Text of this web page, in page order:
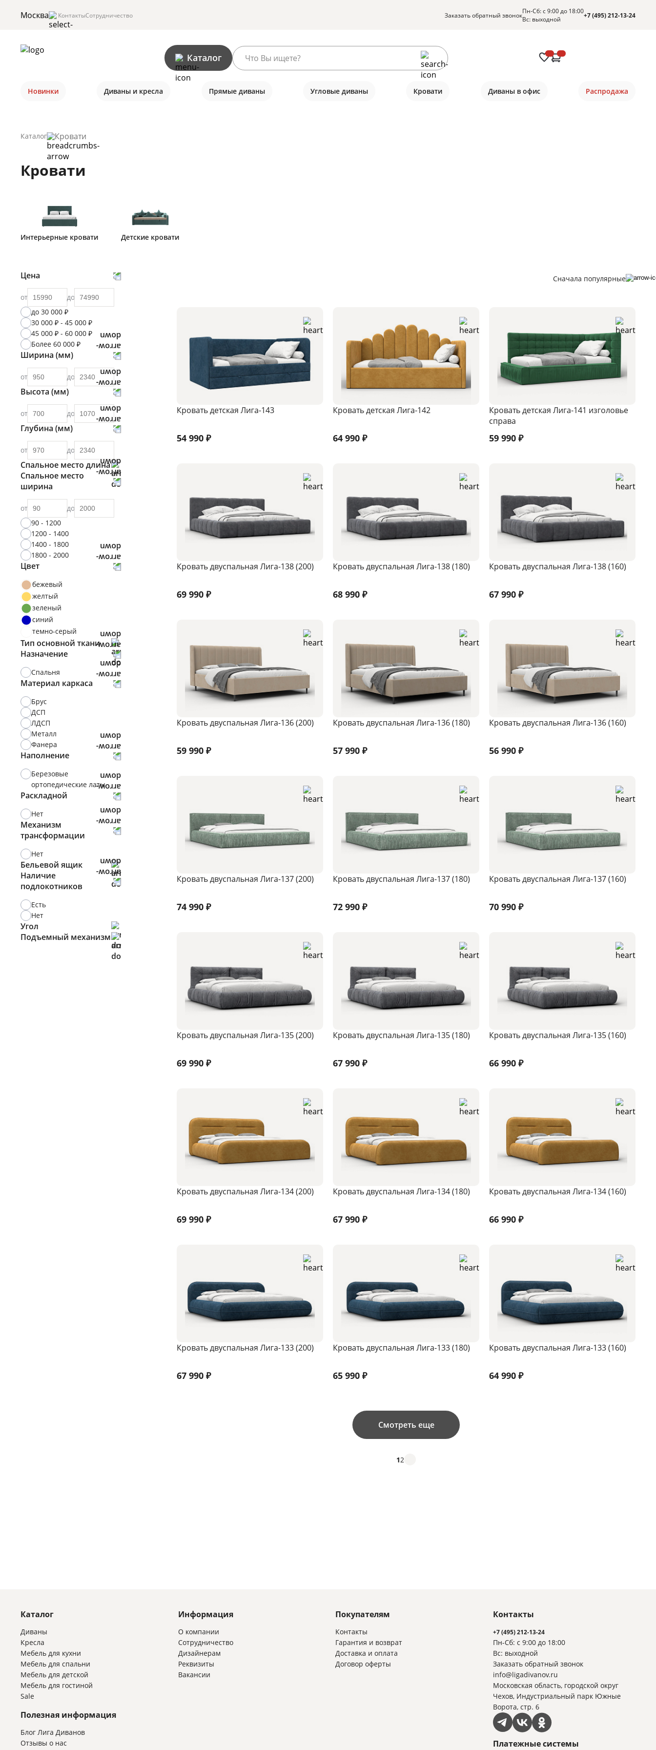
Москва КонтактыСотрудничество Заказать обратный звонокПн-Сб: с 9:00 до 18:00
Вс: выходной
+7 (495) 212-13-24
Каталог
Новинки Диваны и кресла Прямые диваны Угловые диваны Кровати Диваны в офис Распродажа
Каталог Кровати
Кровати
Интерьерные кровати Детские кровати
Цена
от
до
до 30 000 ₽
30 000 ₽ - 45 000 ₽
45 000 ₽ - 60 000 ₽
Более 60 000 ₽
Ширина (мм)
от до
Высота (мм)
от до
Глубина (мм)
от до
Спальное место длина
от
Спальное место
ширина
от
до
90 - 1200
1200 - 1400
1400 - 1800
1800 - 2000
Цвет
бежевый
желтый
зеленый
синий
темно-серый
Тип основной ткани
Назначение
Спальня
Материал каркаса
Брус
ДСП
ЛДСП
Металл
Фанера
Наполнение
Березовые
ортопедические латы
Раскладной
Нет
Механизм
трансформации
Нет
Бельевой ящик
Да
Есть
Нет
Наличие
подлокотников
Есть
Нет
Угол
левый
Подъемный механизм
Сначала популярные
Кровать детская Лига-143
54 990 ₽
Кровать детская Лига-142
64 990 ₽
Кровать детская Лига-141 изголовье
справа
59 990 ₽
Кровать двуспальная Лига-138 (200)
69 990 ₽
Кровать двуспальная Лига-138 (180)
68 990 ₽
Кровать двуспальная Лига-138 (160)
67 990 ₽
Кровать двуспальная Лига-136 (200)
59 990 ₽
Кровать двуспальная Лига-136 (180)
57 990 ₽
Кровать двуспальная Лига-136 (160)
56 990 ₽
Кровать двуспальная Лига-137 (200)
74 990 ₽
Кровать двуспальная Лига-137 (180)
72 990 ₽
Кровать двуспальная Лига-137 (160)
70 990 ₽
Кровать двуспальная Лига-135 (200)
69 990 ₽
Кровать двуспальная Лига-135 (180)
67 990 ₽
Кровать двуспальная Лига-135 (160)
66 990 ₽
Кровать двуспальная Лига-134 (200)
69 990 ₽
Кровать двуспальная Лига-134 (180)
67 990 ₽
Кровать двуспальная Лига-134 (160)
66 990 ₽
Кровать двуспальная Лига-133 (200)
67 990 ₽
Кровать двуспальная Лига-133 (180)
65 990 ₽
Кровать двуспальная Лига-133 (160)
64 990 ₽
Смотреть еще
12
Каталог
Диваны
Кресла
Мебель для кухни
Мебель для спальни
Мебель для детской
Мебель для гостиной
Sale
Полезная информация
Блог Лига Диванов
Отзывы о нас
Информация
О компании
Сотрудничество
Дизайнерам
Реквизиты
Вакансии
Покупателям
Контакты
Гарантия и возврат
Доставка и оплата
Договор оферты
Контакты
+7 (495) 212-13-24
Пн-Сб: с 9:00 до 18:00
Вс: выходной
Заказать обратный звонок
info@ligadivanov.ru
Московская область, городской округ
Чехов, Индустриальный парк Южные
Ворота, стр. 6
Платежные системы